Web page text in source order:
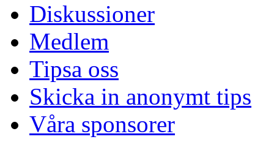
Diskussioner
Medlem
Tipsa oss
Skicka in anonymt tips
Våra sponsorer